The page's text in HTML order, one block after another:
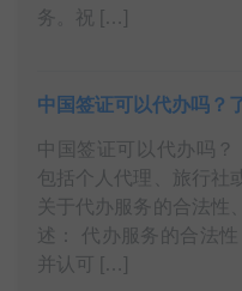
务。祝 […]
中国签证可以代办吗？
中国签证可以代办吗？
包括个人代理、旅行社
关于代办服务的合法性
述： 代办服务的合法
并认可 […]